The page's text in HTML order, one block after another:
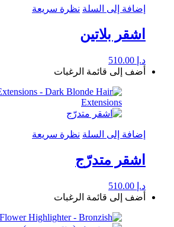
إضافة إلى السلة نظرة سريعة
اشقر بلاتين
د.إ
أضف إلى قائمة الرغبات
إضافة إلى السلة نظرة سريعة
اشقر متدرّج
د.إ
أضف إلى قائمة الرغبات